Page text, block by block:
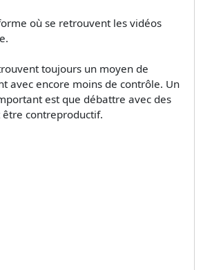
où se retrouvent les vidéos
toujours un moyen de
avec encore moins de contrôle. Un
est que débattre avec des
contreproductif.